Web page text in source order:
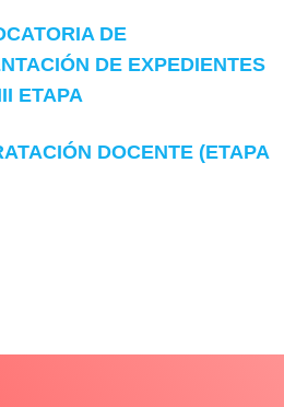
DE
DE EXPEDIENTES
ETAPA
DOCENTE (ETAPA